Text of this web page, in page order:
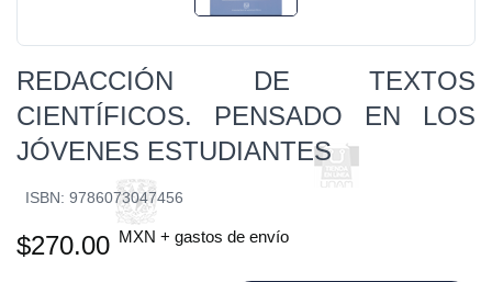
REDACCIÓN DE TEXTOS
CIENTÍFICOS. PENSADO EN LOS
JÓVENES ESTUDIANTES
ISBN: 9786073047456
$270.00 MXN + gastos de envío